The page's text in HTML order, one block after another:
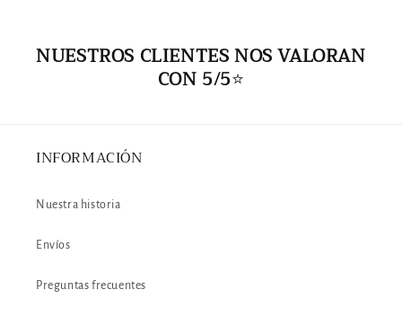
NUESTROS CLIENTES NOS VALORAN
CON 5/5⭐
INFORMACIÓN
Nuestra historia
Envíos
Preguntas frecuentes